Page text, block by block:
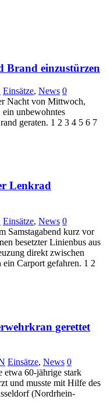
Brand einzustürzen
Einsätze, News 0
Nacht von Mittwoch,
unbewohntes
geraten. 1 2 3 4 5 6 7
Lenkrad
Einsätze, News 0
Samstagabend kurz vor
besetzter Linienbus aus
direkt zwischen
Carport gefahren. 1 2
gerettet
Einsätze, News 0
etwa 60-jährige stark
und musste mit Hilfe des
(Nordrhein-